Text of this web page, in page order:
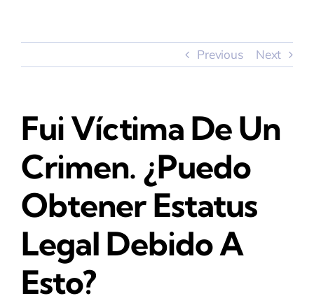
Navigation
Sobre Nosotros
Nuestro Equipo
Testimonios
Preguntas
Previous Next
Fui Ví­ctima De Un
Crimen. ¿Puedo
Obtener Estatus
Legal Debido A
Esto?